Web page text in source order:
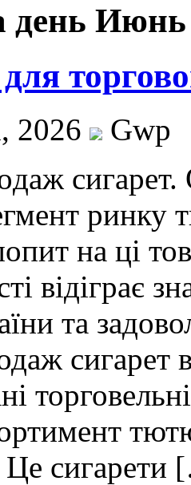
день Июнь
2026
Gwp
ринку
на ці
відіграє
та
сигарет
Це